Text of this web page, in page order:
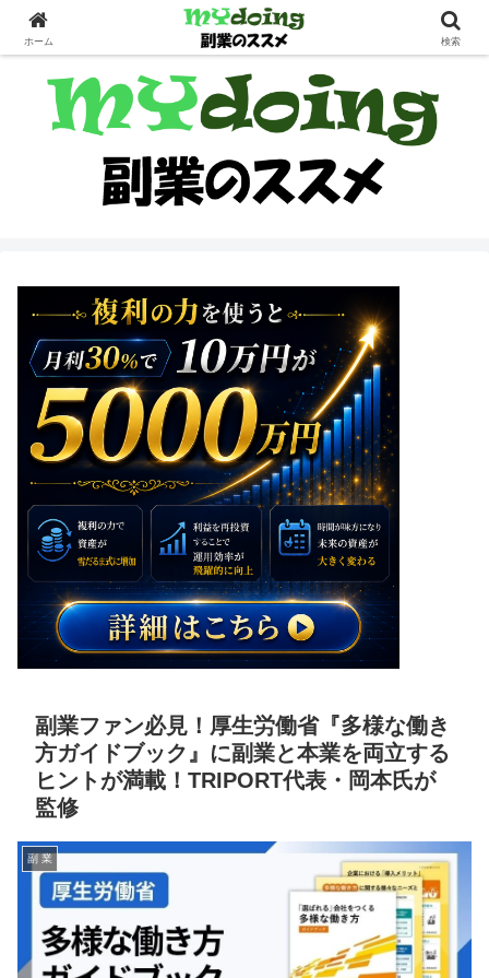
副業界隈
副業ファン必見！厚生労働省『多様な働き
方ガイドブック』に副業と本業を両立する
ヒントが満載！TRIPORT代表・岡本氏が
監修
副 業
ホーム 検索